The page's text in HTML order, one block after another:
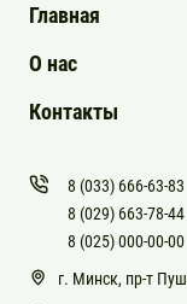
Главная
О нас
Контакты
8 (033) 666-63-83
8 (029) 663-78-44
8 (025) 000-00-00
г. Минск, пр-т